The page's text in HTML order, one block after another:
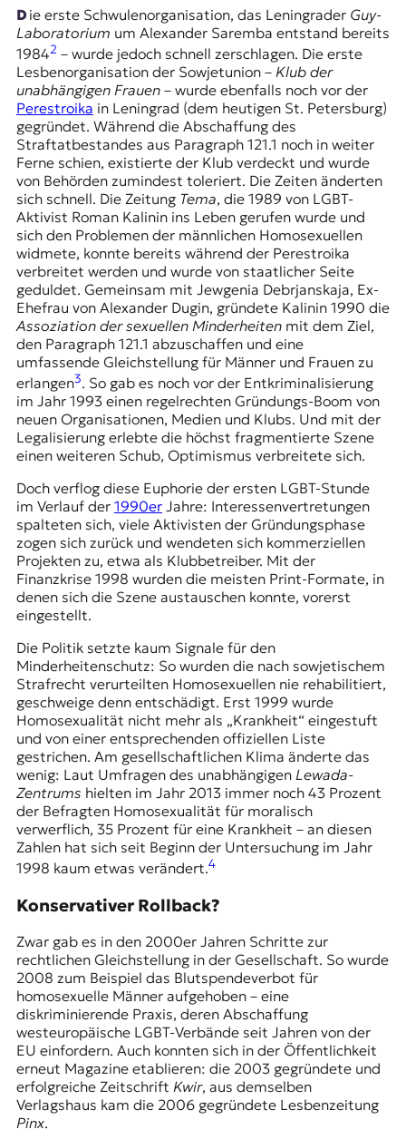
s
e
n
J
o
u
r
n
a
s
m
u
s
u
n
d
M
e
d
e
n
k
o
m
p
e
t
e
n
z
z
u
O
s
t
e
u
r
o
p
a
.
Die erste Schwulenorganisation, das Leningrader Guy-
Laboratorium um Alexander Saremba entstand bereits
19842 – wurde jedoch schnell zerschlagen. Die erste
Lesbenorganisation der Sowjetunion – Klub der
unabhängigen Frauen– wurde ebenfalls noch vor der
Perestroika in Leningrad (dem heutigen St. Petersburg)
gegründet. Während die Abschaffung des
Straftatbestandes aus Paragraph 121.1 noch in weiter
Ferne schien, existierte der Klub verdeckt und wurde
von Behörden zumindest toleriert. Die Zeiten änderten
sich schnell. Die Zeitung Tema, die 1989 von LGBT-
Aktivist Roman Kalinin ins Leben gerufen wurde und
sich den Problemen der männlichen Homosexuellen
widmete, konnte bereits während der Perestroika
verbreitet werden und wurde von staatlicher Seite
geduldet. Gemeinsam mit Jewgenia Debrjanskaja, Ex-
Ehefrau von Alexander Dugin, gründete Kalinin 1990 die
Assoziation der sexuellen Minderheitenmit dem Ziel,
den Paragraph 121.1 abzuschaffen und eine
umfassende Gleichstellung für Männer und Frauen zu
erlangen3. So gab es noch vor der Entkriminalisierung
im Jahr 1993 einen regelrechten Gründungs-Boom von
neuen Organisationen, Medien und Klubs. Und mit der
Legalisierung erlebte die höchst fragmentierte Szene
einen weiteren Schub, Optimismus verbreitete sich.
Doch verflog diese Euphorie der ersten LGBT-Stunde
im Verlauf der 1990erJahre: Interessenvertretungen
spalteten sich, viele Aktivisten der Gründungsphase
zogen sich zurück und wendeten sich kommerziellen
Projekten zu, etwa als Klubbetreiber. Mit der
Finanzkrise 1998 wurden die meisten Print-Formate, in
denen sich die Szene austauschen konnte, vorerst
eingestellt.
Die Politik setzte kaum Signale für den
Minderheitenschutz: So wurden die nach sowjetischem
Strafrecht verurteilten Homosexuellen nie rehabilitiert,
geschweige denn entschädigt. Erst 1999 wurde
Homosexualität nicht mehr als „Krankheit“ eingestuft
und von einer entsprechenden offiziellen Liste
gestrichen. Am gesellschaftlichen Klima änderte das
wenig: Laut Umfragen des unabhängigen Lewada-
Zentrums hielten im Jahr 2013 immer noch 43 Prozent
der Befragten Homosexualität für moralisch
verwerflich, 35 Prozent für eine Krankheit – an diesen
Zahlen hat sich seit Beginn der Untersuchung im Jahr
1998 kaum etwas verändert.4
Konservativer Rollback?
Zwar gab es in den 2000er Jahren Schritte zur
rechtlichen Gleichstellung in der Gesellschaft. So wurde
2008 zum Beispiel das Blutspendeverbot für
homosexuelle Männer aufgehoben – eine
diskriminierende Praxis, deren Abschaffung
westeuropäische LGBT-Verbände seit Jahren von der
EU einfordern. Auch konnten sich in der Öffentlichkeit
erneut Magazine etablieren: die 2003 gegründete und
erfolgreiche Zeitschrift Kwir, aus demselben
Verlagshaus kam die 2006 gegründete Lesbenzeitung
Pinx.